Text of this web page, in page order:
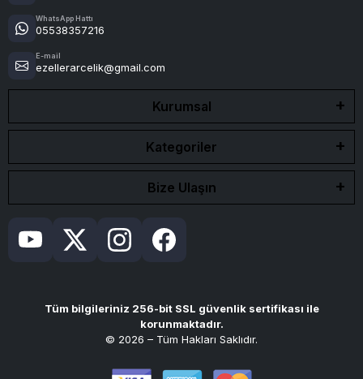
WhatsApp Hattı
05538357216
E-mail
ezellerarcelik@gmail.com
Kurumsal
Kategoriler
Bize Ulaşın
Tüm bilgileriniz 256-bit SSL güvenlik sertifikası ile
korunmaktadır.
© 2026 – Tüm Hakları Saklıdır.